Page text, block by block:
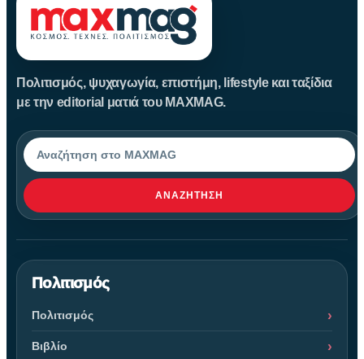
Πολιτισμός, ψυχαγωγία, επιστήμη, lifestyle και ταξίδια
με την editorial ματιά του MAXMAG.
Αναζήτηση
ΑΝΑΖΉΤΗΣΗ
Πολιτισμός
Πολιτισμός
Βιβλίο